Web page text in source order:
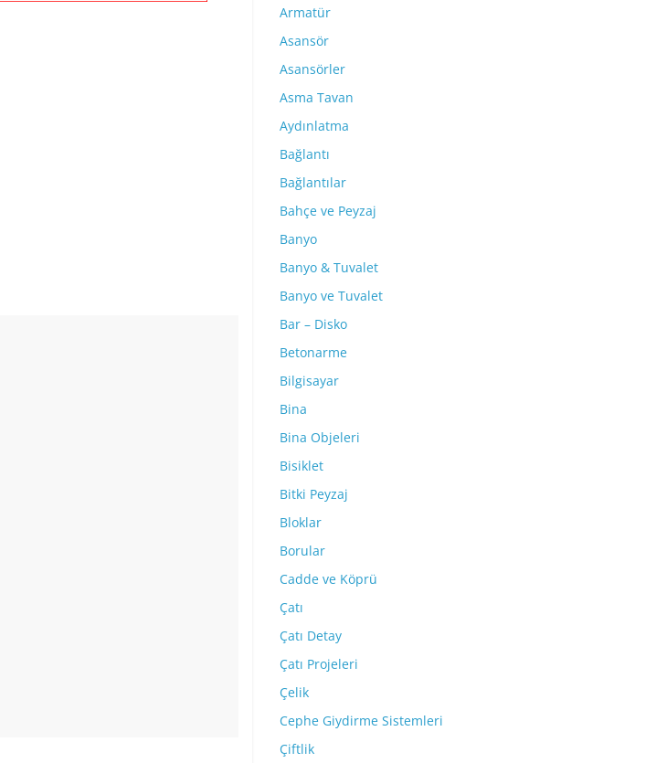
Armatür
Asansör
Asansörler
Asma Tavan
Aydınlatma
Bağlantı
Bağlantılar
Bahçe ve Peyzaj
Banyo
Banyo & Tuvalet
Banyo ve Tuvalet
Bar – Disko
Betonarme
Bilgisayar
Bina
Bina Objeleri
Bisiklet
Bitki Peyzaj
Bloklar
Borular
Cadde ve Köprü
Çatı
Çatı Detay
Çatı Projeleri
Çelik
Cephe Giydirme Sistemleri
Çiftlik